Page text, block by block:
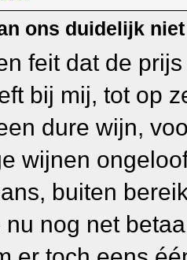
ons duidelijk
feit dat de
bij mij, tot op
dure wijn,
wijnen
buiten
nu nog net